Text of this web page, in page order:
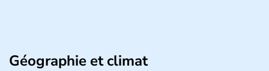
Géographie et climat